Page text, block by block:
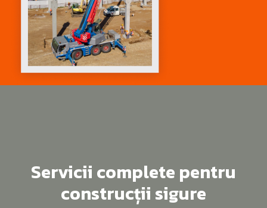
Servicii complete pentru
construcții sigure